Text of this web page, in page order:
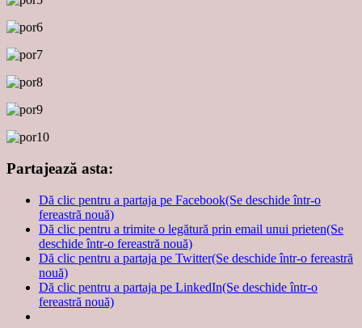
Partajează asta:
Dă clic pentru a partaja pe Facebook(Se deschide într-o
fereastră nouă)
Dă clic pentru a trimite o legătură prin email unui prieten(Se
deschide într-o fereastră nouă)
Dă clic pentru a partaja pe Twitter(Se deschide într-o fereastră
nouă)
Dă clic pentru a partaja pe LinkedIn(Se deschide într-o
fereastră nouă)